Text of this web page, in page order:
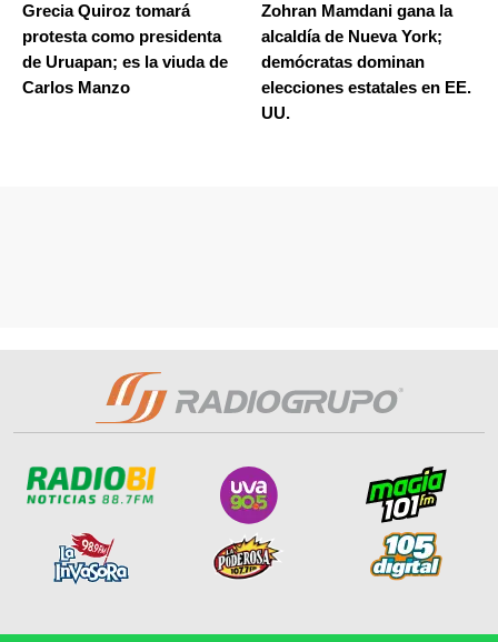
Grecia Quiroz tomará
protesta como presidenta
de Uruapan; es la viuda de
Carlos Manzo
Zohran Mamdani gana la
alcaldía de Nueva York;
demócratas dominan
elecciones estatales en EE.
UU.